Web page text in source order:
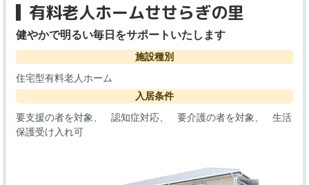
有料老人ホームせせらぎの里
健やかで明るい毎日をサポートいたします
施設種別
住宅型有料老人ホーム
入居条件
要支援の者を対象
認知症対応 要介護の者を対象
生活
保護受け入れ可